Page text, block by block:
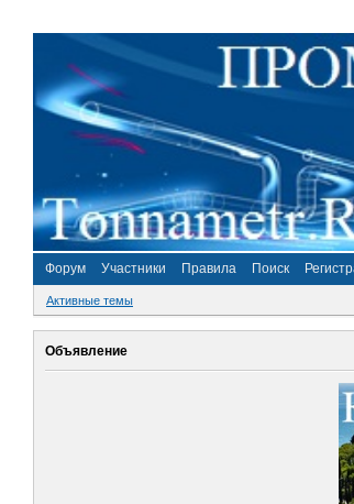
Форум Участники Правила Поиск
Активные темы
Объявление